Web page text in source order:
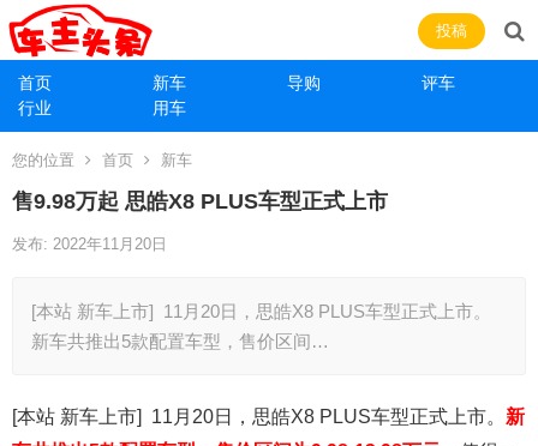
首页 新车 导购
评车
行业
用车
投稿
您的位置 首页 新车
售9.98万起 思皓X8 PLUS车型正式上市
发布: 2022年11月20日
[本站 新车上市] 11月20日，思皓X8 PLUS车型正式上市。
新车共推出5款配置车型，售价区间…
[本站 新车上市] 11月20日，思皓X8 PLUS车型正式上市。 新